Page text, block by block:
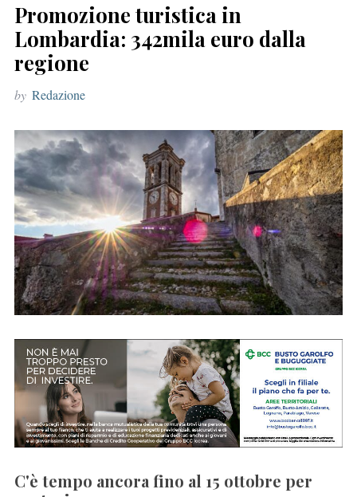
c
h
f
o
r
Promozione turistica in
Lombardia: 342mila euro dalla
regione
by Redazione
C'è tempo ancora fino al 15 ottobre per